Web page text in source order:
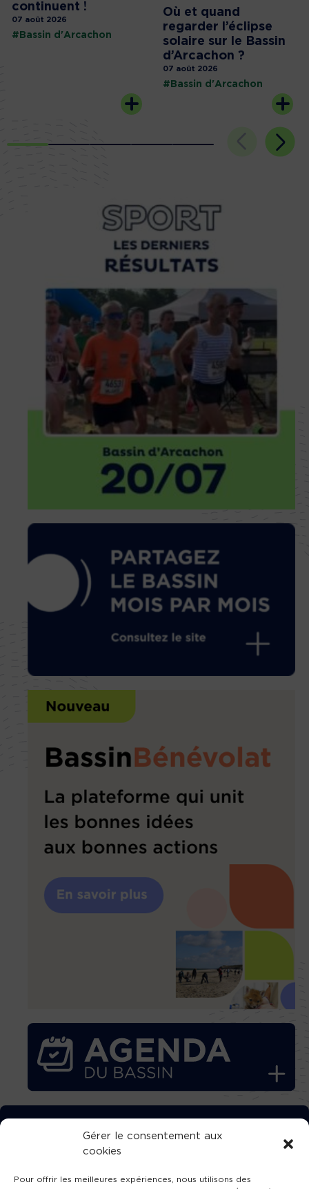
Gérer le consentement aux
cookies
Pour offrir les meilleures expériences, nous utilisons des
continuent !
07 août 2026
#Bassin d'Arcachon
Où et quand
regarder l’éclipse
solaire sur le Bassin
d’Arcachon ?
07 août 2026
#Bassin d'Arcachon
TÉLÉCHARGEZ GRATUITEMENT
L’APPLICATION TVBA !